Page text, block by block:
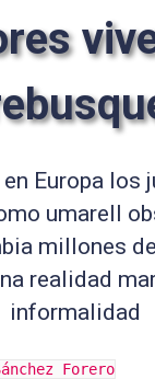
en Europa los
umarell
millones
realidad
informalidad
Forero